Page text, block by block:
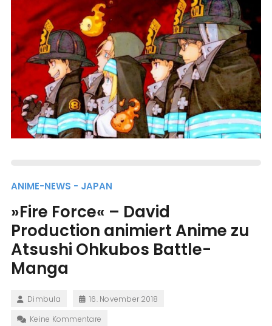
ANIME-NEWS - JAPAN
»Fire Force« – David
Production animiert Anime zu
Atsushi Ohkubos Battle-
Manga
Dimbula
16. November 2018
Keine Kommentare